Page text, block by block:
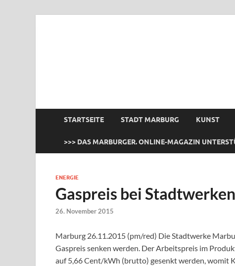
STARTSEITE STADT MARBURG KUNST
>>> DAS MARBURGER. ONLINE-MAGAZIN
ENERGIE
Gaspreis bei
26. November 2015
Marburg 26.11.2015 (pm/red) Die Stadtwerke
Gaspreis senken werden. Der Arbeitspreis im
auf 5,66 Cent/kWh (brutto) gesenkt werden, womit